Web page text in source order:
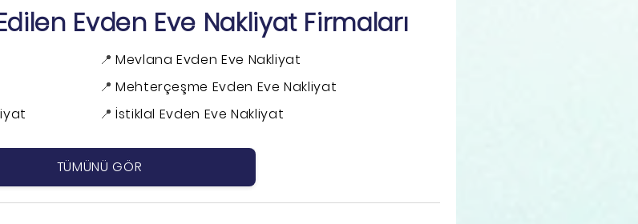
Evden Eve Nakliyat Firmaları
Mevlana Evden Eve Nakliyat
Mehterçeşme Evden Eve Nakliyat
İstiklal Evden Eve Nakliyat
TÜMÜNÜ GÖR